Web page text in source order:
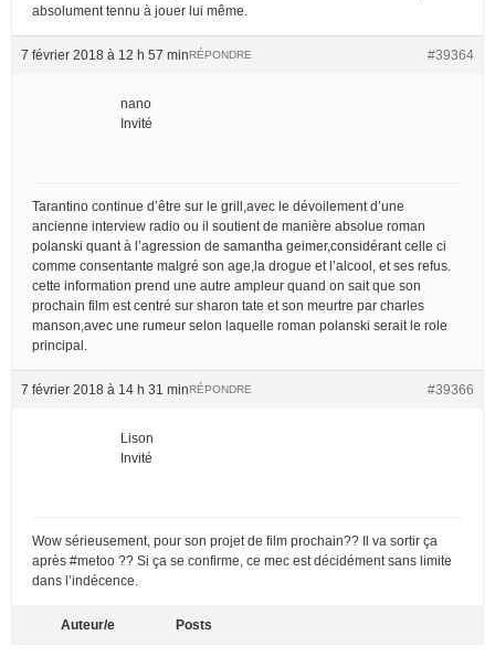
absolument tennu à jouer lui même.
7 février 2018 à 12 h 57 min #39364
RÉPONDRE
nano
Invité
Tarantino continue d’être sur le grill,avec le dévoilement d’une
ancienne interview radio ou il soutient de manière absolue roman
polanski quant à l’agression de samantha geimer,considérant celle ci
comme consentante malgré son age,la drogue et l’alcool, et ses refus.
cette information prend une autre ampleur quand on sait que son
prochain film est centré sur sharon tate et son meurtre par charles
manson,avec une rumeur selon laquelle roman polanski serait le role
principal.
7 février 2018 à 14 h 31 min #39366
RÉPONDRE
Lison
Invité
Wow sérieusement, pour son projet de film prochain?? Il va sortir ça
après #metoo ?? Si ça se confirme, ce mec est décidément sans limite
dans l’indécence.
Auteur/e Posts